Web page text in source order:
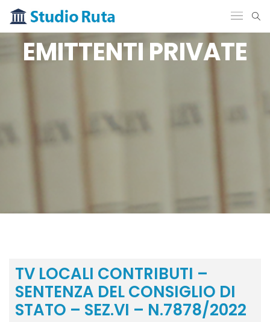
EMITTENTI PRIVATE
TV LOCALI CONTRIBUTI –
SENTENZA DEL CONSIGLIO DI
STATO – SEZ.VI – N.7878/2022